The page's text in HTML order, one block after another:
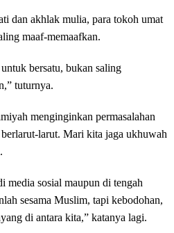
dan akhlak mulia, para tokoh umat
maaf-memaafkan.
bersatu, bukan saling
tuturnya.
menginginkan permasalahan
berlarut-larut. Mari kita jaga ukhuwah
media sosial maupun di tengah
sesama Muslim, tapi kebodohan,
di antara kita,” katanya lagi.